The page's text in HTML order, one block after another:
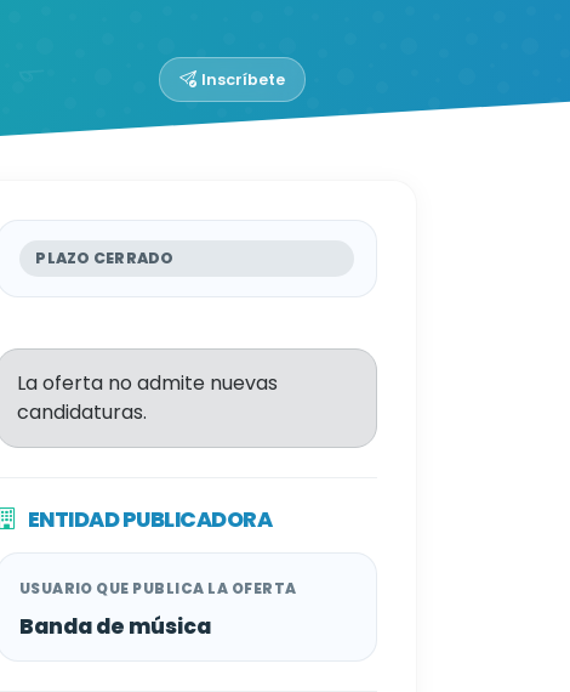
Inscríbete
PLAZO CERRADO
La oferta no admite nuevas
candidaturas.
ENTIDAD PUBLICADORA
USUARIO QUE PUBLICA LA OFERTA
Banda de música